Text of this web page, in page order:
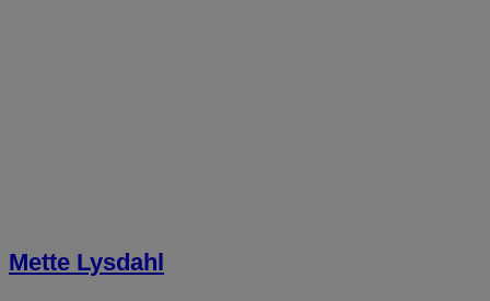
Mette Lysdahl